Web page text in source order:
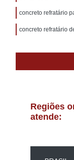
concreto refratário
concreto refratário
Regiões
atende: